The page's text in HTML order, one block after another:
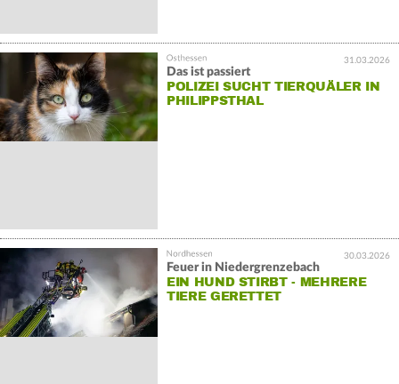
31.03.2026
Das ist passiert
POLIZEI SUCHT TIERQUÄLER IN
PHILIPPSTHAL
30.03.2026
Feuer in Niedergrenzebach
EIN HUND STIRBT - MEHRERE
TIERE GERETTET